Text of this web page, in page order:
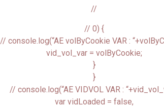
//
// 0) {
// console.log(“AE volByCookie VAR :
vid_vol_var = volByCookie;
}
}
// console.log(“AE VIDVOL VAR :
var vidLoaded = false,